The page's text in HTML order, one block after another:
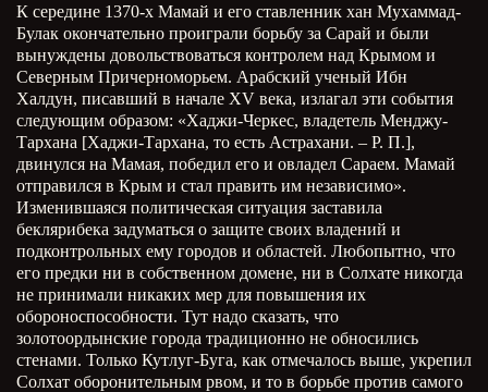
К середине 1370-х Мамай и его ставленник хан Мухаммад-
Булак окончательно проиграли борьбу за Сарай и были
вынуждены довольствоваться контролем над Крымом и
Северным Причерноморьем. Арабский ученый Ибн
Халдун, писавший в начале XV века, излагал эти события
следующим образом: «Хаджи-Черкес, владетель Менджу-
Тархана [Хаджи-Тархана, то есть Астрахани. – Р. П.],
двинулся на Мамая, победил его и овладел Сараем. Мамай
отправился в Крым и стал править им независимо».
Изменившаяся политическая ситуация заставила
беклярибека задуматься о защите своих владений и
подконтрольных ему городов и областей. Любопытно, что
его предки ни в собственном домене, ни в Солхате никогда
не принимали никаких мер для повышения их
обороноспособности. Тут надо сказать, что
золотоордынские города традиционно не обносились
стенами. Только Кутлуг-Буга, как отмечалось выше, укрепил
Солхат оборонительным рвом, и то в борьбе против самого